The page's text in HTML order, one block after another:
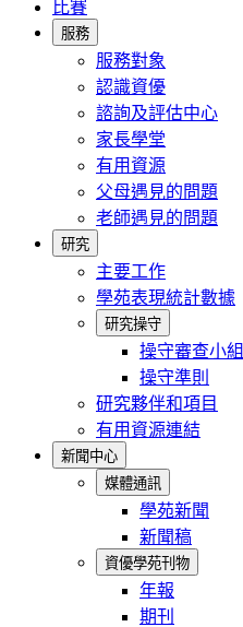
比賽
服務
服務對象
認識資優
諮詢及評估中心
家長學堂
有用資源
父母遇見的問題
老師遇見的問題
研究
主要工作
學苑表現統計數據
研究操守
操守審查小組
操守準則
研究夥伴和項目
有用資源連結
新聞中心
媒體通訊
學苑新聞
新聞稿
資優學苑刊物
年報
期刊